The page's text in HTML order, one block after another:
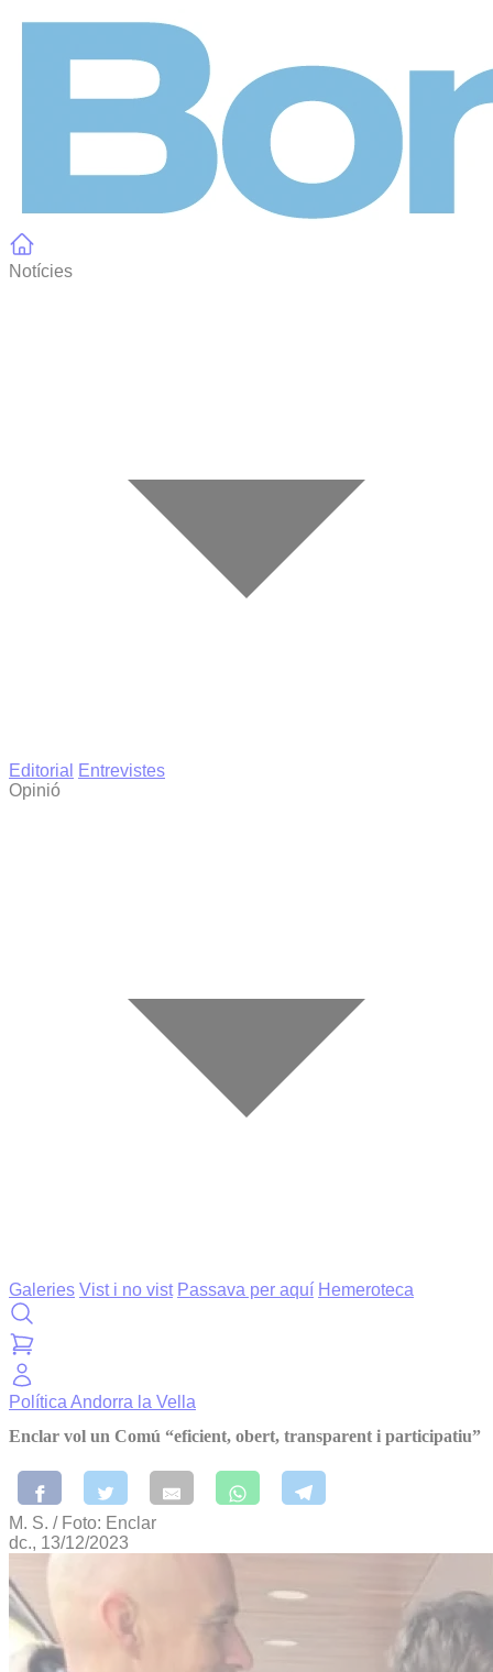
Notícies
Editorial
Entrevistes
Opinió
Galeries Vist i no vist Passava per aquí Hemeroteca
Política Andorra la Vella
Enclar vol un Comú “eficient, obert, transparent i participatiu”
M. S. / Foto: Enclar
dc., 13/12/2023